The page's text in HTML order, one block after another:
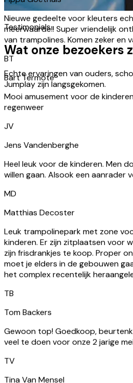
Testimonials
Wat onze bezoekers
Echte ervaringen van ouders,
Jumplay zijn langsgekomen.
BT
Bart Termote
Mooi amusement voor de
regenweer
JV
Jens Vandenberghe
Heel leuk voor de kinderen. Men
willen gaan. Alsook een aanrader
MD
Matthias Decoster
Leuk trampolinepark met zone
kinderen. Er zijn zitplaatsen voor
moet je elders in de gebouwen
TB
Tom Backers
Gewoon top! Goedkoop,
veel te doen voor onze 2 jarige
TV
Tina Van Mensel
Super aangenaam voor met je
Rustig en zeer uitdagend. Hij heeft